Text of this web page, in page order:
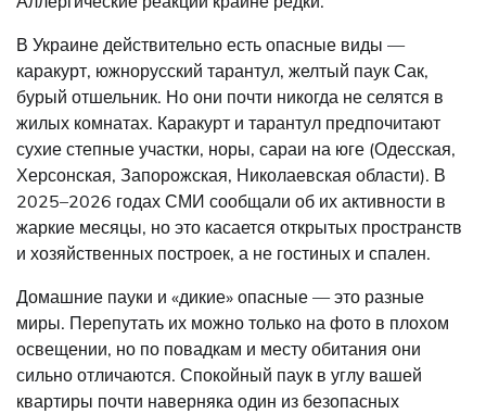
В Украине действительно есть опасные виды —
каракурт, южнорусский тарантул, желтый паук Сак,
бурый отшельник. Но они почти никогда не селятся в
жилых комнатах. Каракурт и тарантул предпочитают
сухие степные участки, норы, сараи на юге (Одесская,
Херсонская, Запорожская, Николаевская области). В
2025–2026 годах СМИ сообщали об их активности в
жаркие месяцы, но это касается открытых пространств
и хозяйственных построек, а не гостиных и спален.
Домашние пауки и «дикие» опасные — это разные
миры. Перепутать их можно только на фото в плохом
освещении, но по повадкам и месту обитания они
сильно отличаются. Спокойный паук в углу вашей
квартиры почти наверняка один из безопасных